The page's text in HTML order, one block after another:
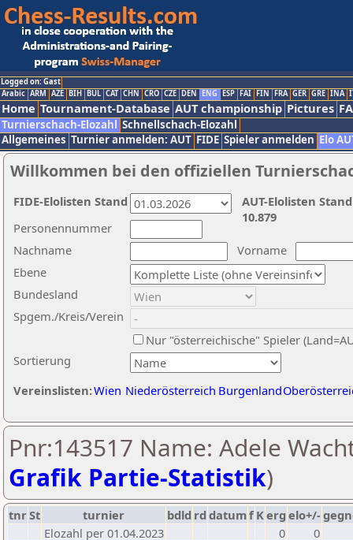
Logged on: Gast
Arabic ARM AZE BIH BUL CAT CHN CRO CZE DEN ENG ESP FAI FIN FRA GER GRE INA
Home Tournament-Database AUT championship Pictures
Turnierschach-Elozahl Schnellschach-Elozahl
Allgemeines Turnier anmelden: AUT FIDE Spieler anmelden Elo
Willkommen bei den offiziellen
Nachname
Vorname
Ebene
Sortierung
Personennummer
Bundesland
Spgem./Kreis/Verein
Nur "österreichische" Spieler
Vereinslisten:Wien Niederösterreich Burgenland
AUT-Elolisten
10.879
FIDE-Elolisten Stand
Pnr:143517 Name: Adele
Grafik Partie-Statistik)
tnrSt turnier bdld rd datumf Kerg elo+/-
Elozahl per 01.04.2023
0
0